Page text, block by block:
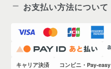
お支払い方法について
キャリア決済 コンビニ・Pay-easy